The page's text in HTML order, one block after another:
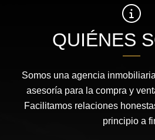
QUIÉNES
Somos una agencia
asesoría para la compra y
Facilitamos relaciones
principio a